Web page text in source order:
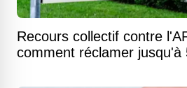
Recours collectif contre
comment réclamer jusqu'à